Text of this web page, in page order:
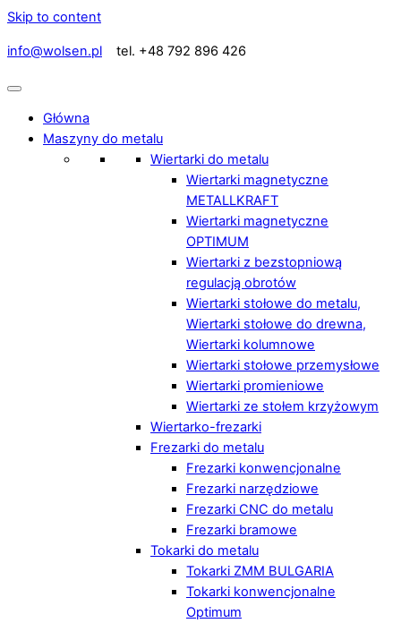
Skip to content
info@wolsen.pl tel. +48 792 896 426
Główna
Maszyny do metalu
Wiertarki do metalu
Wiertarki magnetyczne
METALLKRAFT
Wiertarki magnetyczne
OPTIMUM
Wiertarki z bezstopniową
regulacją obrotów
Wiertarki stołowe do metalu,
Wiertarki stołowe do drewna,
Wiertarki kolumnowe
Wiertarki stołowe przemysłowe
Wiertarki promieniowe
Wiertarki ze stołem krzyżowym
Wiertarko-frezarki
Frezarki do metalu
Frezarki konwencjonalne
Frezarki narzędziowe
Frezarki CNC do metalu
Frezarki bramowe
Tokarki do metalu
Tokarki ZMM BULGARIA
Tokarki konwencjonalne
Optimum